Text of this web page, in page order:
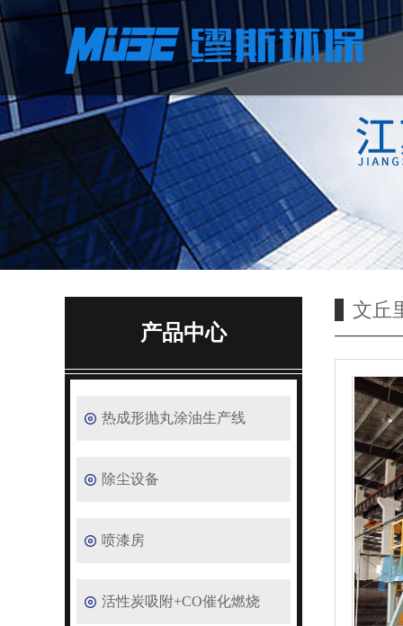
产品中心
热成形抛丸涂油生产线
除尘设备
喷漆房
活性炭吸附+CO催化燃烧
文丘